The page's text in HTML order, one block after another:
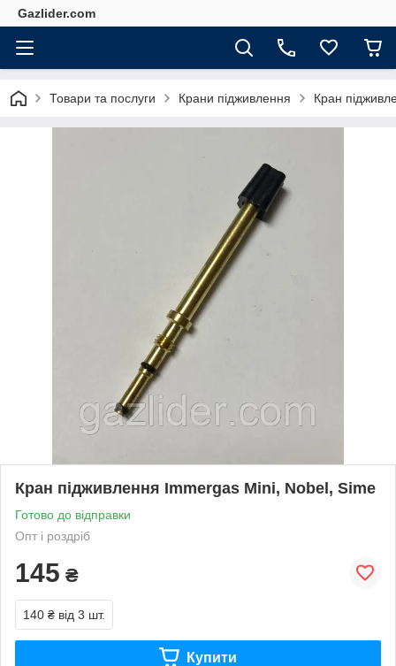
Gazlider.com
Товари та послуги Крани підживлення Кран
Кран підживлення Immergas Mini, Nobel, Sime
Готово до відправки
Опт і роздріб
145 ₴
140 ₴ від 3 шт.
Купити